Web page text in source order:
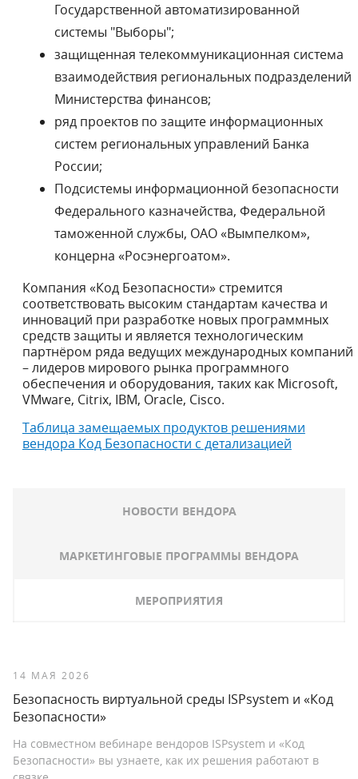
Государственной автоматизированной
системы "Выборы";
защищенная телекоммуникационная система
взаимодействия региональных подразделений
Министерства финансов;
ряд проектов по защите информационных
систем региональных управлений Банка
России;
Подсистемы информационной безопасности
Федерального казначейства, Федеральной
таможенной службы, ОАО «Вымпелком»,
концерна «Росэнергоатом».
Компания «Код Безопасности» стремится
соответствовать высоким стандартам качества и
инноваций при разработке новых программных
средств защиты и является технологическим
партнёром ряда ведущих международных компаний
– лидеров мирового рынка программного
обеспечения и оборудования, таких как Microsoft,
VMware, Citrix, IBM, Oracle, Cisco.
Таблица замещаемых продуктов решениями
вендора Код Безопасности с детализацией
НОВОСТИ ВЕНДОРА
МАРКЕТИНГОВЫЕ ПРОГРАММЫ ВЕНДОРА
МЕРОПРИЯТИЯ
14 МАЯ 2026
Безопасность виртуальной среды ISPsystem и «Код
Безопасности»
На совместном вебинаре вендоров ISPsystem и «Код
Безопасности» вы узнаете, как их решения работают в